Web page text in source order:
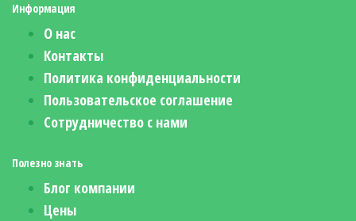
Информация
О нас
Контакты
Политика конфиденциальности
Пользовательское соглашение
Сотрудничество с нами
Полезно знать
Блог компании
Цены